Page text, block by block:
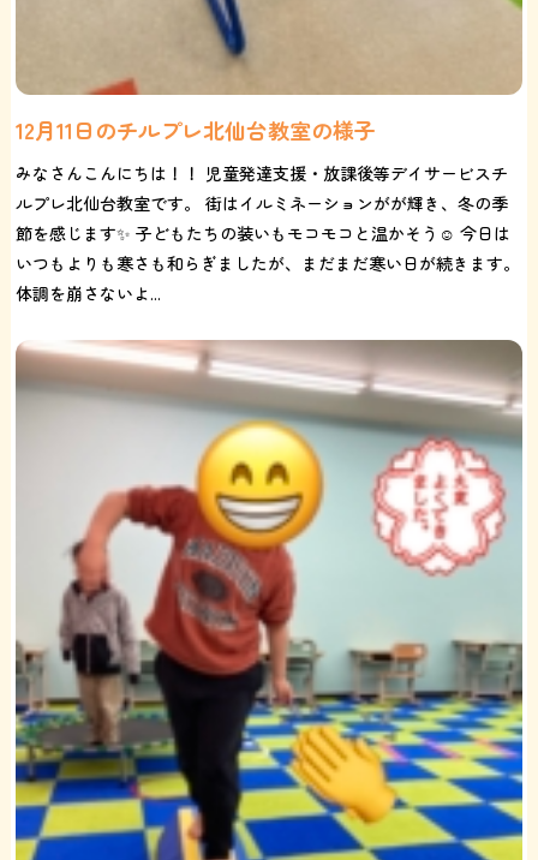
12月11日のチルプレ北仙台教室の様子
みなさんこんにちは！！ 児童発達支援・放課後等デイサービスチ
ルプレ北仙台教室です。 街はイルミネーションがが輝き、冬の季
節を感じます✨ 子どもたちの装いもモコモコと温かそう☺️ 今日は
いつもよりも寒さも和らぎましたが、まだまだ寒い日が続きます。
体調を崩さないよ...